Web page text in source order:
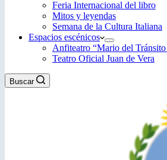
Feria Internacional del libro
Mitos y leyendas
Semana de la Cultura Italiana
Espacios escénicos
Anfiteatro “Mario del
Teatro Oficial Juan de Vera
Buscar